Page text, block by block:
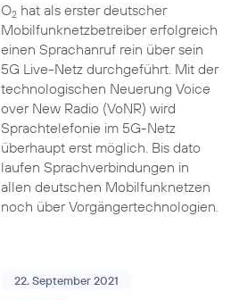
O2hat als erster deutscher
Mobilfunknetzbetreiber erfolgreich
einen Sprachanruf rein über sein
5G Live-Netz durchgeführt. Mit der
technologischen Neuerung Voice
over New Radio (VoNR) wird
Sprachtelefonie im 5G-Netz
überhaupt erst möglich. Bis dato
laufen Sprachverbindungen in
allen deutschen Mobilfunknetzen
noch über Vorgängertechnologien.
22. September 2021